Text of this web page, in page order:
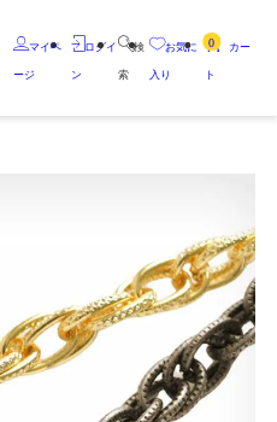
マイペ
ージ
ログイ
ン
検
索
お気に
入り
0 カー
ト